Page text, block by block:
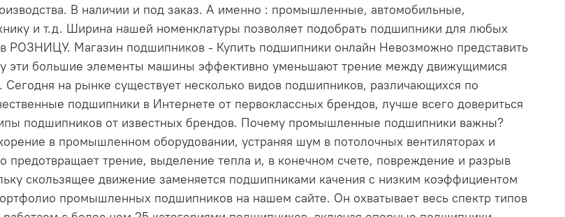
В наличии и под заказ. А именно : промышленные, автомобильные,
и т.д. Ширина нашей номенклатуры позволяет подобрать подшипники для любых
Магазин подшипников - Купить подшипники онлайн Невозможно представить
эти большие элементы машины эффективно уменьшают трение между движущимися
на рынке существует несколько видов подшипников, различающихся по
подшипники в Интернете от первоклассных брендов, лучше всего довериться
подшипников от известных брендов. Почему промышленные подшипники важны?
в промышленном оборудовании, устраняя шум в потолочных вентиляторах и
предотвращает трение, выделение тепла и, в конечном счете, повреждение и разрыв
скользящее движение заменяется подшипниками качения с низким коэффициентом
промышленных подшипников на нашем сайте. Он охватывает весь спектр типов